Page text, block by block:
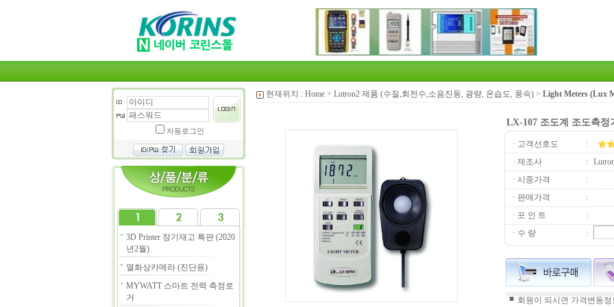
자동로그인
3D Printer 장기재고 특판 (2020
년2월)
열화상카메라 (진단용)
MYWATT 스마트 전력 측정로
거
현재위치 : Home> Lutron2 제품 (수질,회전수,소음진동, 광량, 온습도, 풍속)> Light Meters (Lux
LX-107 조도계 조도측
· 고객선호도
:
· 제조사
:
· 시중가격
:
· 판매가격
:
· 포 인 트
:
· 수 량
:
■ 회원이 되시면 가격변동